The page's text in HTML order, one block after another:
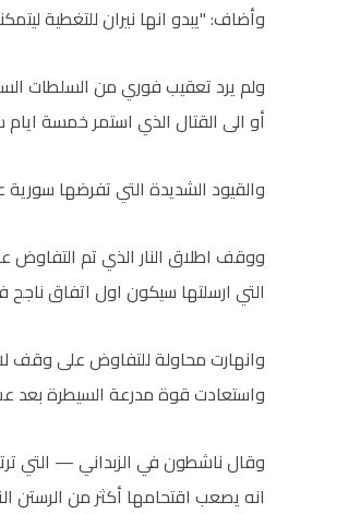
وأضاف: "يبدو انها نيران للتغطية
ولم يرد تعقيب فوري من السلطات
أو الى القتال الذي استمر خمسة
والقيود الشديدة التي تفرضها
ووقف اطلاق النار الذي تم التفاوض
التي ارسلتها سيكون اول اتفاق
وانهارت محاولة للتفاوض على وقف
واستعادت قوة مدرعة السيطرة بعد
وقال ناشطون في الزبداني — التي
انه يصعب اقتحامها أكثر من الرستن